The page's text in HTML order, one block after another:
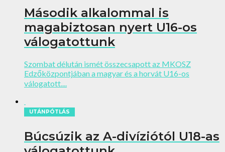
Második alkalommal is
magabiztosan nyert U16-os
válogatottunk
Szombat délután ismét összecsapott az MKOSZ
Edzőközpontjában a magyar és a horvát U16-os
válogatott....
UTÁNPÓTLÁS
Búcsúzik az A-divíziótól U18-as